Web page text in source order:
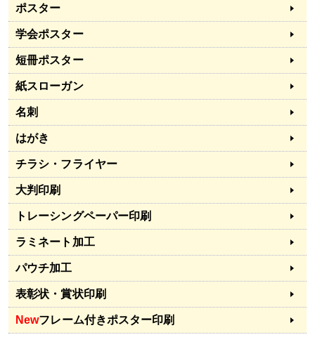
ポスター
学会ポスター
短冊ポスター
紙スローガン
名刺
はがき
チラシ・フライヤー
大判印刷
トレーシングペーパー印刷
ラミネート加工
パウチ加工
表彰状・賞状印刷
Newフレーム付きポスター印刷